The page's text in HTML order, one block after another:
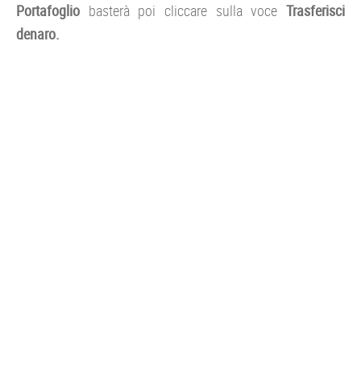
Portafoglio basterà poi cliccare sulla voce Trasferisci
denaro.